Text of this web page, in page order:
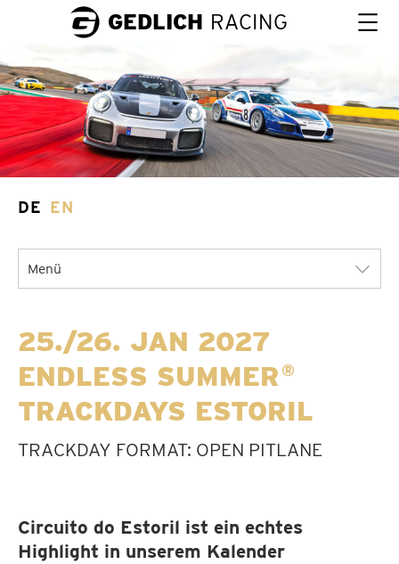
GEDLICH RACING
DE EN
Menü
25./26. JAN 2027
ENDLESS SUMMER ®
TRACKDAYS ESTORIL
TRACKDAY FORMAT: OPEN PITLANE
Circuito do Estoril ist ein echtes
Highlight in unserem Kalender